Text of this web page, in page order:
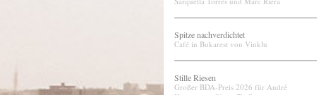
Spitze nachverdichtet
Café in Bukarest von Vinklu
Stille Riesen
Großer BDA-Preis 2026 für André